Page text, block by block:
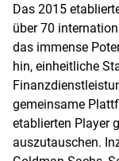
Das 2015
über 70
das immense
hin, einheitliche
gemeinsame
etablierten Player
auszutauschen.